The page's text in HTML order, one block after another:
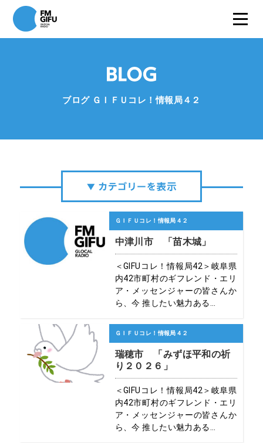
ブログ ＧＩＦＵコレ！情報局４２
ＧＩＦＵコレ！情報局４２
中津川市 「苗木城」
＜GIFUコレ！情報局42＞岐阜県
内42市町村のギフレンド・エリ
ア・メッセンジャーの皆さんか
ら、今 推したい魅力ある...
ＧＩＦＵコレ！情報局４２
瑞穂市 「みずほ平和の祈
り２０２６」
＜GIFUコレ！情報局42＞岐阜県
内42市町村のギフレンド・エリ
ア・メッセンジャーの皆さんか
ら、今 推したい魅力ある...